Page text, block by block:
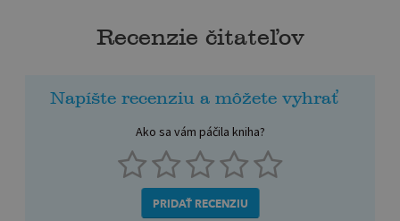
Recenzie čitateľov
Napíšte recenziu a môžete vyhrať
Ako sa vám páčila kniha?
PRIDAŤ RECENZIU